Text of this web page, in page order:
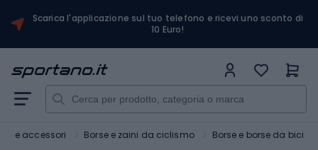
Scarica l'applicazione sul tuo telefono e ricevi uno sconto di
10 Euro!
e accessori Borse e zaini da ciclismo Borse e borse da bici